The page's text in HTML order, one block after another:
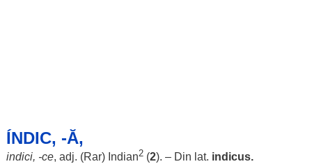
ÍNDIC, -Ă,
indici, -ce, adj. (Rar) Indian2(2). – Din lat. indicus.